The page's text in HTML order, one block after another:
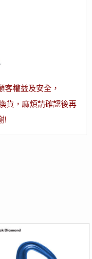
權益及安全，
貨，麻煩請確認後再
!